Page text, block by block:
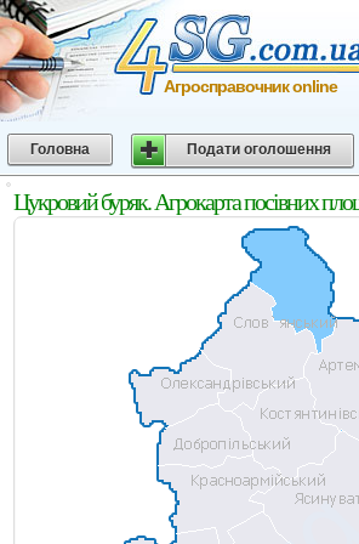
Агросправочник online
Головна Подати оголошення
Цукровий буряк. Агрокарта посівних